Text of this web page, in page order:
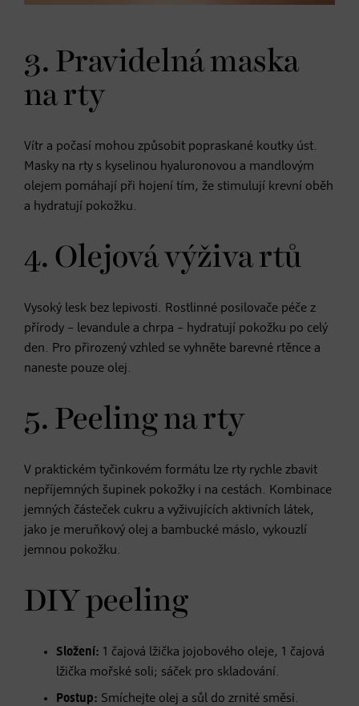
3. Pravidelná maska
na rty
Vítr a počasí mohou způsobit popraskané koutky úst.
Masky na rty s kyselinou hyaluronovou a mandlovým
olejem pomáhají při hojení tím, že stimulují krevní oběh
a hydratují pokožku.
4. Olejová výživa rtů
Vysoký lesk bez lepivosti. Rostlinné posilovače péče z
přírody – levandule a chrpa – hydratují pokožku po celý
den. Pro přirozený vzhled se vyhněte barevné rtěnce a
naneste pouze olej.
5. Peeling na rty
V praktickém tyčinkovém formátu lze rty rychle zbavit
nepříjemných šupinek pokožky i na cestách. Kombinace
jemných částeček cukru a vyživujících aktivních látek,
jako je meruňkový olej a bambucké máslo, vykouzlí
jemnou pokožku.
DIY peeling
Složení: 1 čajová lžička jojobového oleje, 1 čajová
lžička mořské soli; sáček pro skladování.
Postup: Smíchejte olej a sůl do zrnité směsi.